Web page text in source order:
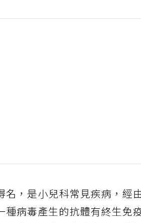
名，是小兒科常見疾病，經
種病毒產生的抗體有終生免